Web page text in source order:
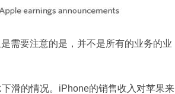
需要注意的是，并不是所有的业务的业
滑的情况。iPhone的销售收入对苹果来